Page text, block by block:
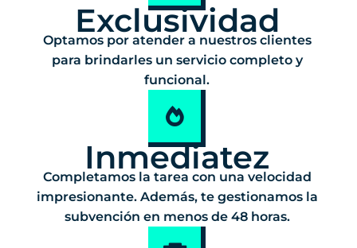
Exclusividad
Optamos por atender a nuestros clientes
para brindarles un servicio completo y
funcional.
Inmediatez
Completamos la tarea con una velocidad
impresionante. Además, te gestionamos la
subvención en menos de 48 horas.